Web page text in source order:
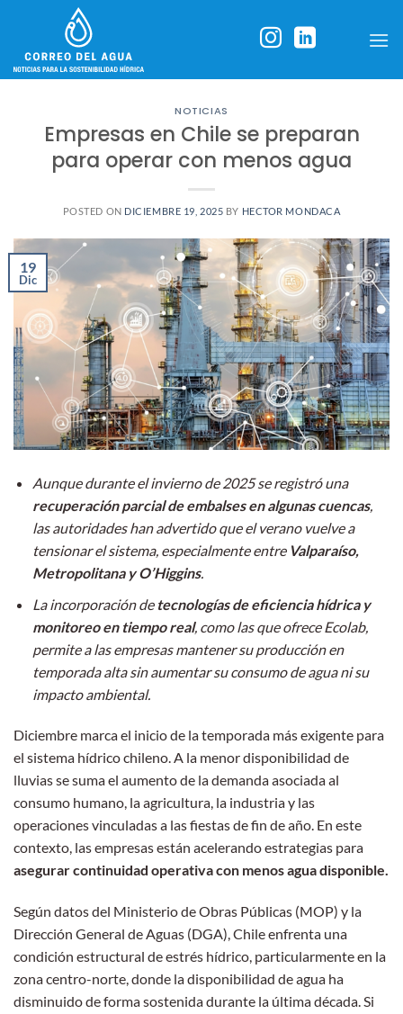
content
NOTICIAS
Empresas en Chile se preparan
para operar con menos agua
POSTED ON DICIEMBRE 19, 2025 BY HECTOR MONDACA
19
Dic
Aunque durante el invierno de 2025 se registró una
recuperación parcial de embalses en algunas cuencas,
las autoridades han advertido que el verano vuelve a
tensionar el sistema, especialmente entre Valparaíso,
Metropolitana y O’Higgins.
La incorporación de tecnologías de eficiencia hídrica y
monitoreo en tiempo real, como las que ofrece Ecolab,
permite a las empresas mantener su producción en
temporada alta sin aumentar su consumo de agua ni su
impacto ambiental.
Diciembre marca el inicio de la temporada más exigente para
el sistema hídrico chileno. A la menor disponibilidad de
lluvias se suma el aumento de la demanda asociada al
consumo humano, la agricultura, la industria y las
operaciones vinculadas a las fiestas de fin de año. En este
contexto, las empresas están acelerando estrategias para
asegurar continuidad operativa con menos agua disponible.
Según datos del Ministerio de Obras Públicas (MOP) y la
Dirección General de Aguas (DGA), Chile enfrenta una
condición estructural de estrés hídrico, particularmente en la
zona centro-norte, donde la disponibilidad de agua ha
disminuido de forma sostenida durante la última década. Si